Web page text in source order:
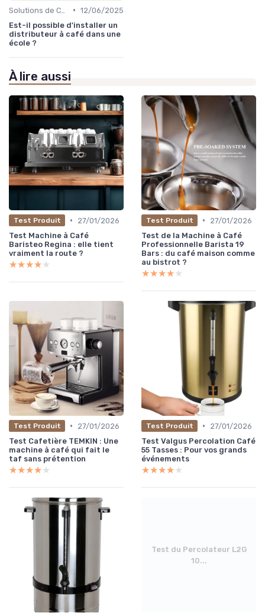
• 12/06/2025
Est-il possible d'installer un
distributeur à café dans une
école ?
À lire aussi
Test Produit •
27/01/2026
Test Machine à Café
Baristeo Regina : elle tient
vraiment la route ?
★★★★★
★★★★★
Test Produit •
27/01/2026
Test de la Machine à Café
Professionnelle Barista 19
Bars : du café maison comme
au bistrot ?
★★★★★
★★★★★
Test Produit •
27/01/2026
Test Cafetière TEMKIN : Une
machine à café qui fait le
taf sans prétention
★★★★★
★★★★★
Test Produit •
27/01/2026
Test Valgus Percolation Café
55 Tasses : Pour vos grands
événements
★★★★★
★★★★★
Test du Percolateur L2G
10...